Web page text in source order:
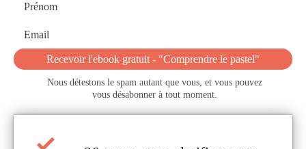
Prénom
Email
Recevoir l'ebook gratuit - "Comprendre le pastel"
Nous détestons le spam autant que vous, et vous pouvez
vous désabonner à tout moment.